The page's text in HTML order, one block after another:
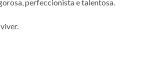
perfeccionista e talentosa.